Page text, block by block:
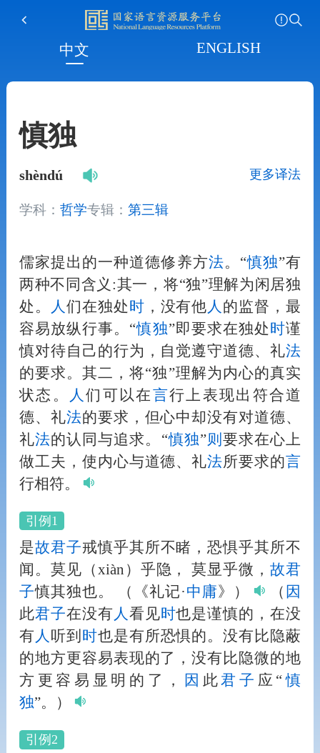
中文 ENGLISH
慎独
shèndú 更多译法
学科： 哲学专辑： 第三辑
儒家提出的一种道德修养方法。“慎独”有
两种不同含义:其一，将“独”理解为闲居独
处。
人 们在独处 时 ，没有他 人 的监督，最
容易放纵行事。“慎独”即要求在独处 时谨
慎对待自己的行为，自觉遵守道德、礼法
的要求。其二，将“独”理解为内心的真实
状态。
人们可以在言行上表现出符合道
德、礼法的要求，但心中却没有对道德、
礼法的认同与追求。“慎独”则 要求在心上
做工夫，使内心与道德、礼法所要求的言
行相符。
引例1
是故君子戒慎乎其所不睹，恐惧乎其所不
闻。莫见（xiàn）乎隐， 莫显乎微，故君
子慎其独也。 （《礼记·中庸》） （ 因
此君子在没有 人 看见时也是谨慎的，在没
有 人 听到 时也是有所恐惧的。没有比隐蔽
的地方更容易表现的了，没有比隐微的地
方更容易显明的了，
因 此君子 应“慎
独”。）
引例2